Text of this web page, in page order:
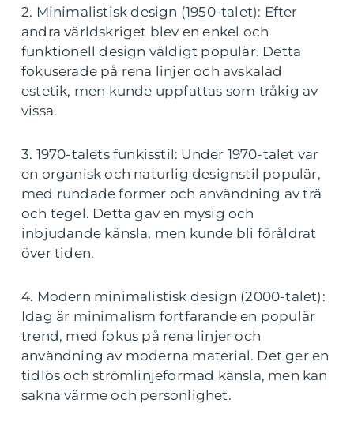
2. Minimalistisk design (1950-talet): Efter
andra världskriget blev en enkel och
funktionell design väldigt populär. Detta
fokuserade på rena linjer och avskalad
estetik, men kunde uppfattas som tråkig av
vissa.
3. 1970-talets funkisstil: Under 1970-talet var
en organisk och naturlig designstil populär,
med rundade former och användning av trä
och tegel. Detta gav en mysig och
inbjudande känsla, men kunde bli föråldrat
över tiden.
4. Modern minimalistisk design (2000-talet):
Idag är minimalism fortfarande en populär
trend, med fokus på rena linjer och
användning av moderna material. Det ger en
tidlös och strömlinjeformad känsla, men kan
sakna värme och personlighet.